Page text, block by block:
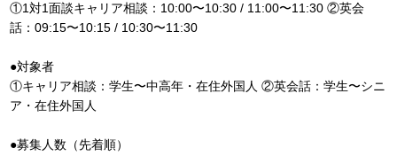
①1対1面談キャリア相談：10:00〜10:30 / 11:00〜11:30 ②英会
話：09:15〜10:15 / 10:30〜11:30
●対象者
①キャリア相談：学生〜中高年・在住外国人 ②英会話：学生〜シニ
ア・在住外国人
●募集人数（先着順）